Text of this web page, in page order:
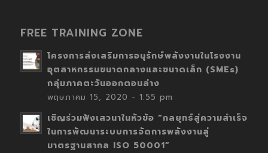
FREE TRAINING ZONE
โครงการส่งเสริมการอนุรักษ์พลังงานในโรงงาน
อุตสาหกรรมขนาดกลางและขนาดเล็ก (SMEs)
กลุ่มภาคตะวันออกตอนล่าง
พฤษภาคม 15, 2020 - 1:55 pm
เชิญร่วมฟังเสวนาในหัวข้อ “กลยุทธ์สู่ความสำเร็จ
ในการพัฒนาระบบการจัดการพลังงานสู่
มาตรฐานสากล ISO 50001”